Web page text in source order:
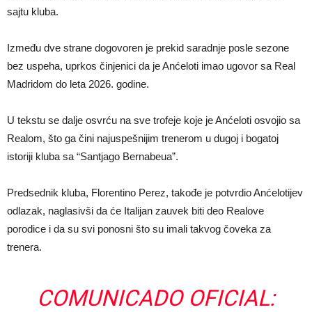
sajtu kluba.
Između dve strane dogovoren je prekid saradnje posle sezone
bez uspeha, uprkos činjenici da je Anćeloti imao ugovor sa Real
Madridom do leta 2026. godine.
U tekstu se dalje osvrću na sve trofeje koje je Anćeloti osvojio sa
Realom, što ga čini najuspešnijim trenerom u dugoj i bogatoj
istoriji kluba sa “Santjago Bernabeua”.
Predsednik kluba, Florentino Perez, takođe je potvrdio Anćelotijev
odlazak, naglasivši da će Italijan zauvek biti deo Realove
porodice i da su svi ponosni što su imali takvog čoveka za
trenera.
COMUNICADO OFICIAL: